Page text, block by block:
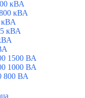
кВА
кВА
кВА
кВА
1500 ВА
1000 ВА
800 ВА